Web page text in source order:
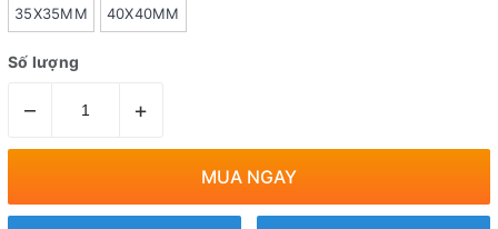
35X35MM 40X40MM
Số lượng
– +
MUA NGAY